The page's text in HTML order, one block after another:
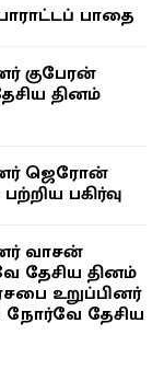
பாதை
குபேரன்
தினம்
ஜெரோன்
பகிர்வு
வாசன்
தேசிய தினம்
உறுப்பினர்
நோர்வே தேசிய